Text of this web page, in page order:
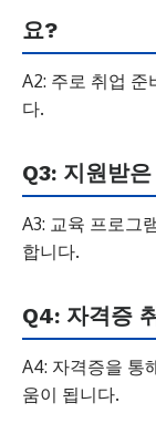
요?
A2: 주로 취업
다.
Q3: 지원받
A3: 교육 프로그
합니다.
Q4: 자격증
A4: 자격증을 통
움이 됩니다.